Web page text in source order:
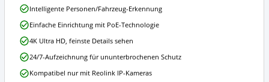
Angebote:
Wo
ist
dieses
Überwachungskamera
Set
erhältlich?
Reolink
4K
Überwachungskamera
Set
4X
8MP
PoE
Intelligente Personen/Fahrzeug-Erkennung
Einfache Einrichtung mit PoE-Technologie
4K Ultra HD, feinste Details sehen
24/7-Aufzeichnung für ununterbrochenen Schutz
Kompatibel nur mit Reolink IP-Kameras